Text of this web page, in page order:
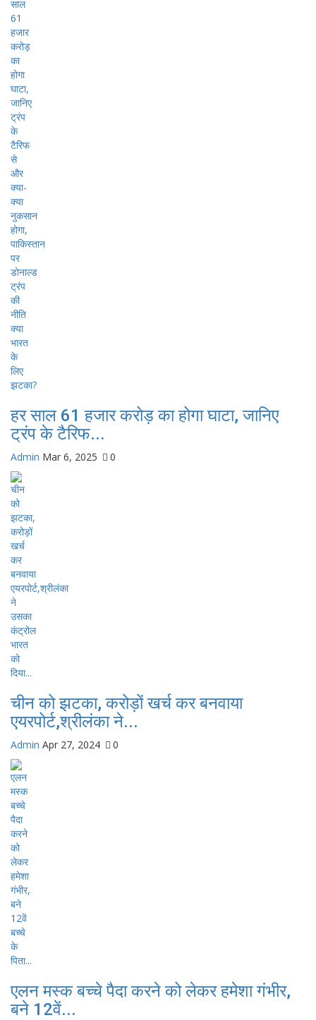
हर साल 61 हजार करोड़ का होगा घाटा, जानिए
ट्रंप के टैरिफ...
Admin Mar 6, 2025 0
चीन को झटका, करोड़ों खर्च कर बनवाया
एयरपोर्ट,श्रीलंका ने...
Admin Apr 27, 2024 0
एलन मस्क बच्चे पैदा करने को लेकर हमेशा गंभीर,
बने 12वें...